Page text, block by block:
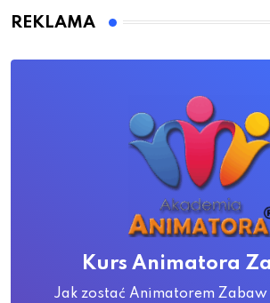
REKLAMA
Kurs Animatora
Jak zostać Animatorem Zabaw